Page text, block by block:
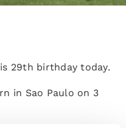
29th birthday today.
in Sao Paulo on 3